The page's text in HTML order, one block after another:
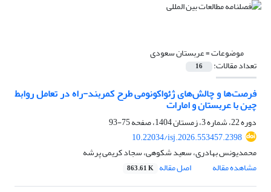
موضوعات =عربستان سعودی
تعداد مقالات: 16
فرصت‌ها و چالش‌های ژئواکونومی طرح کمربند‌-راه در تعامل روابط
چین با عربستان و امارات
دوره 22، شماره 3، زمستان 1404، صفحه
75-93
10.22034/isj.2026.553457.2398
محمدیونس بهادری، سعید شکوهی، سجاد کریمی پرشه
مشاهده مقاله
اصل مقاله 863.61 K